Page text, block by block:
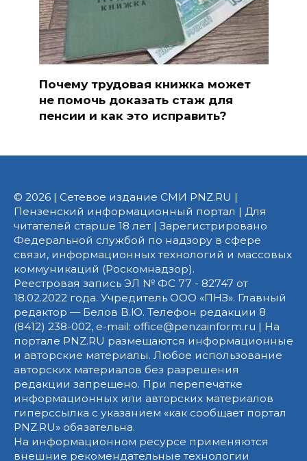
Почему трудовая книжка может
не помочь доказать стаж для
пенсии и как это исправить?
© 2026 | Сетевое издание СМИ PNZ.RU |
Пензенский информационный портал | Для
читателей старше 18 лет | Зарегистрировано
Федеральной службой по надзору в сфере
связи, информационных технологий и массовых
коммуникаций (Роскомнадзор).
Реестровая запись ЭЛ № ФС 77 - 82747 от
18.02.2022 года. Учредитель ООО «ПНЗ». Главный
редактор — Белов В.Ю. Телефон редакции 8
(8412) 238-002, e-mail: office@penzainform.ru | На
портале PNZ.RU размещаются информационные
и авторские материалы. Любое использование
авторских материалов без разрешения
редакции запрещено. При перепечатке
информационных или авторских материалов
гиперссылка с указанием «как сообщает портал
PNZ.RU» обязательна.
На информационном ресурсе применяются
внешние рекомендательные технологии